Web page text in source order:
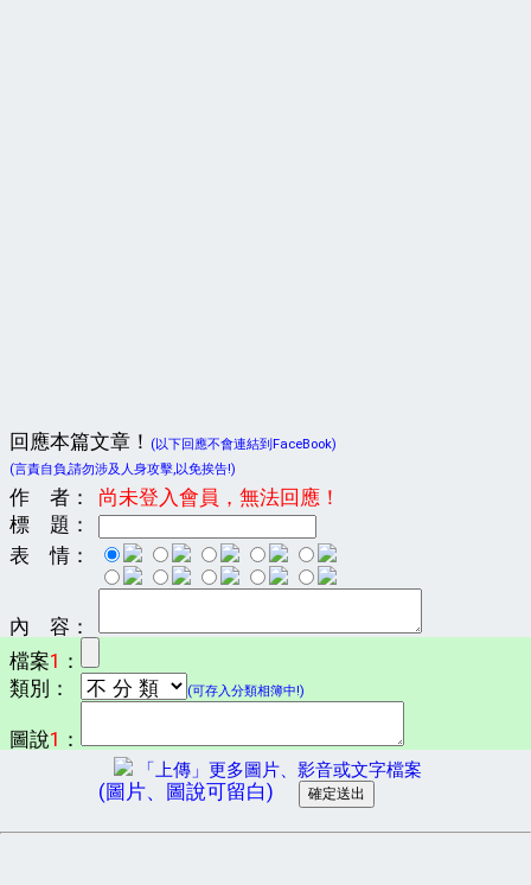
回應本篇文章！
(以下回應不會連結到FaceBook)
(言責自負,請勿涉及人身攻擊,以免挨告!)
作 者：
尚未登入會員，無法回應！
標 題：
表 情：
內 容：
檔案1 ：
類別：
(可存入分類相簿中!)
圖說1 ：
「上傳」更多圖片、影音或文字檔案
(圖片、圖說可留白)